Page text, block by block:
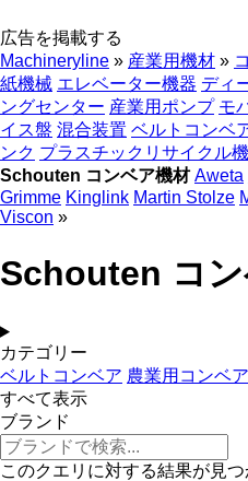
広告を掲載する
Machineryline » 産業用機材 »
紙機械 エレベーター機器 ディ
ングセンター 産業用ポンプ モ
イス盤 混合装置 ベルトコンベ
ンク プラスチックリサイクル
Schouten コンベア機材 Aweta
Grimme Kinglink Martin Stolze
Viscon »
Schouten コ
カテゴリー
ベルトコンベア 農業用コンベア
すべて表示
ブランド
このクエリに対する結果が見